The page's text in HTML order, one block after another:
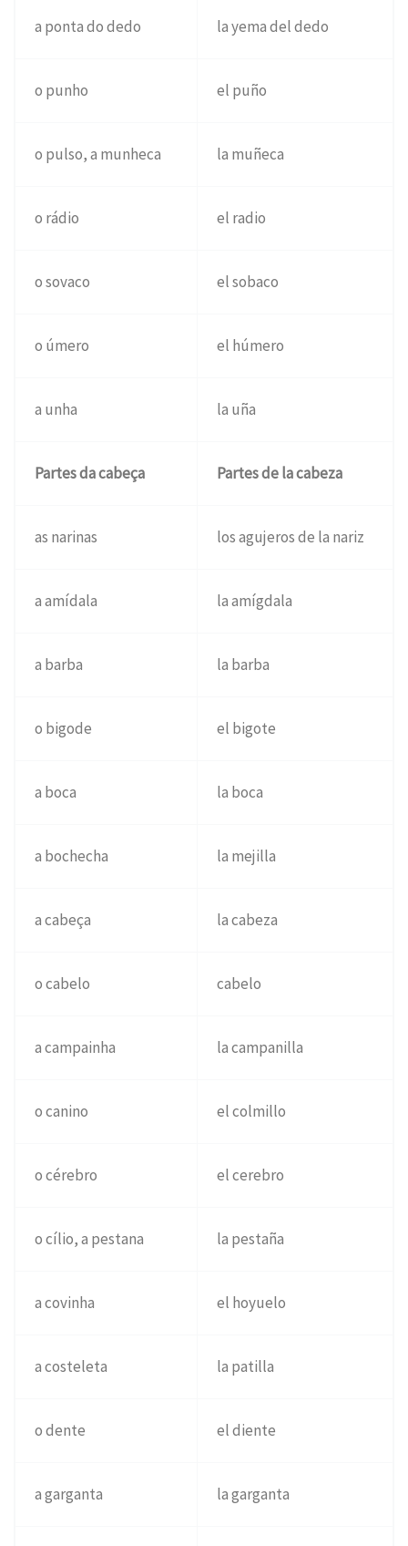
a ponta do dedo la yema del dedo
o punho el puño
o pulso, a munheca la muñeca
o rádio el radio
o sovaco el sobaco
o úmero el húmero
a unha la uña
Partes da cabeça Partes de la cabeza
as narinas los agujeros de la nariz
a amídala la amígdala
a barba la barba
o bigode el bigote
a boca la boca
a bochecha la mejilla
a cabeça la cabeza
o cabelo cabelo
a campainha la campanilla
o canino el colmillo
o cérebro el cerebro
o cílio, a pestana la pestaña
a covinha el hoyuelo
a costeleta la patilla
o dente el diente
a garganta la garganta